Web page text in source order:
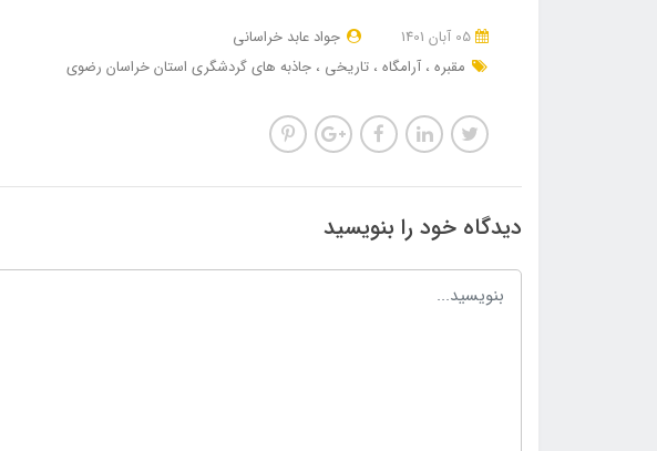
جواد عابد خراسانی
مقبره آرامگاه تاریخی جاذبه های گردشگری استان خراسان رضوی
دیدگاه خود را بنویسید